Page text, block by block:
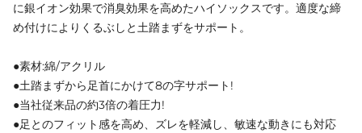
に銀イオン効果で消臭効果を高めたハイソックスです。適度な締
め付けによりくるぶしと土踏まずをサポート。
●素材:綿/アクリル
●土踏まずから足首にかけて8の字サポート!
●当社従来品の約3倍の着圧力!
●足とのフィット感を高め、ズレを軽減し、敏速な動きにも対応